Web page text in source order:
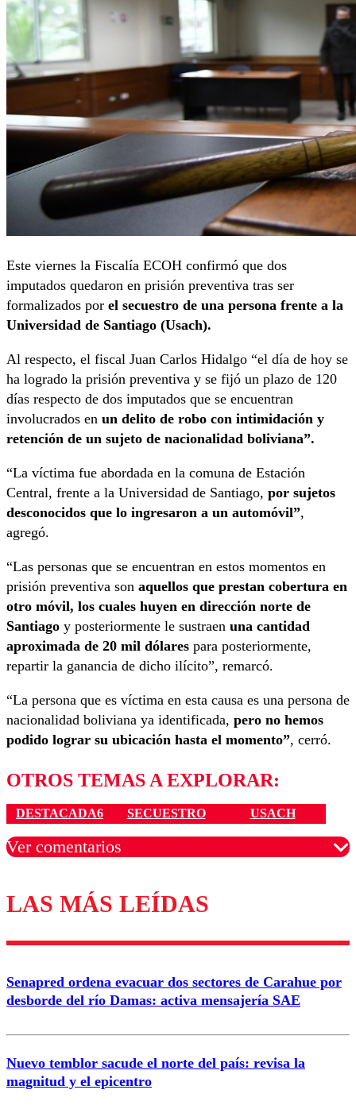
Este viernes la Fiscalía ECOH confirmó que dos
imputados quedaron en prisión preventiva tras ser
formalizados por el secuestro de una persona frente a la
Universidad de Santiago (Usach).
Al respecto, el fiscal Juan Carlos Hidalgo “el día de hoy se
ha logrado la prisión preventiva y se fijó un plazo de 120
días respecto de dos imputados que se encuentran
involucrados en un delito de robo con intimidación y
retención de un sujeto de nacionalidad boliviana”.
“La víctima fue abordada en la comuna de Estación
Central, frente a la Universidad de Santiago, por sujetos
desconocidos que lo ingresaron a un automóvil”,
agregó.
“Las personas que se encuentran en estos momentos en
prisión preventiva son aquellos que prestan cobertura en
otro móvil, los cuales huyen en dirección norte de
Santiago y posteriormente le sustraen una cantidad
aproximada de 20 mil dólares para posteriormente,
repartir la ganancia de dicho ilícito”, remarcó.
“La persona que es víctima en esta causa es una persona de
nacionalidad boliviana ya identificada, pero no hemos
podido lograr su ubicación hasta el momento”, cerró.
OTROS TEMAS A EXPLORAR:
DESTACADA6 SECUESTRO USACH
Ver comentarios
Los comentarios son moderados para garantizar un
diálogo respetuoso.
Nombre
Correo
LAS MÁS LEÍDAS
Senapred ordena evacuar dos sectores de Carahue por
desborde del río Damas: activa mensajería SAE
Nuevo temblor sacude el norte del país: revisa la
magnitud y el epicentro